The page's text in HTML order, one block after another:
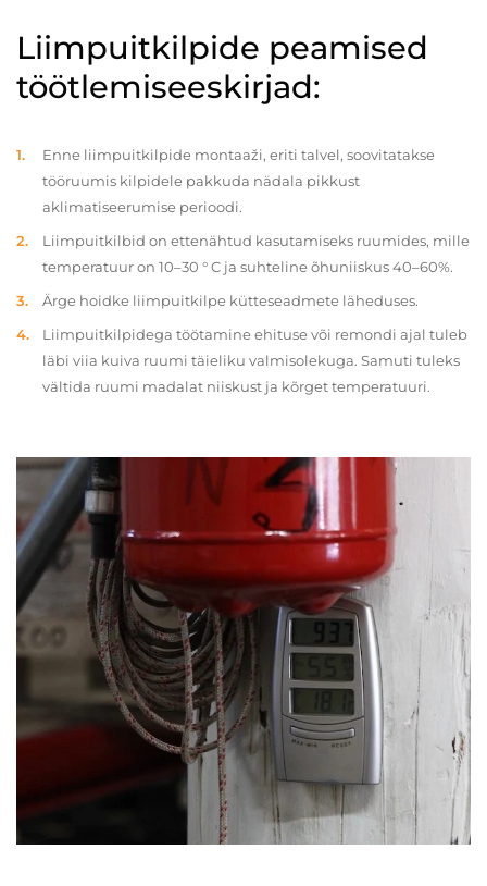
Liimpuitkilpide peamised
töötlemiseeskirjad:
Enne liimpuitkilpide montaaži, eriti talvel, soovitatakse
tööruumis kilpidele pakkuda nädala pikkust
aklimatiseerumise perioodi.
Liimpuitkilbid on ettenähtud kasutamiseks ruumides, mille
temperatuur on 10–30 ° C ja suhteline õhuniiskus 40–60%.
Ärge hoidke liimpuitkilpe kütteseadmete läheduses.
Liimpuitkilpidega töötamine ehituse või remondi ajal tuleb
läbi viia kuiva ruumi täieliku valmisolekuga. Samuti tuleks
vältida ruumi madalat niiskust ja kõrget temperatuuri.